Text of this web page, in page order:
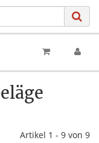
Artikel 1 - 9 von 9